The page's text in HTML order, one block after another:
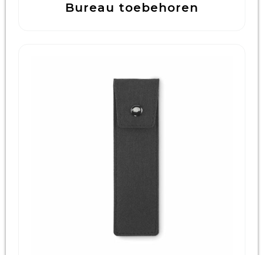
Bureau toebehoren